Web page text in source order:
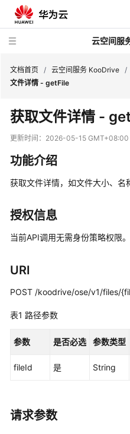
云空间服
新
动
品
绍
计
说
速
门
用
南
文档首页 / 云空间服务 KooDrive /
文件详情 - getFile
获取文件详情 -
更新时间： 2026-05-15 GMT+08:00
功能介绍
获取文件详情，如文件大小、名
授权信息
当前API调用无需身份策略权限。
URI
POST /koodrive/ose/v1/files/
表1 路径参数
参数 是否必选 参数类型
fileId 是 String
请求参数